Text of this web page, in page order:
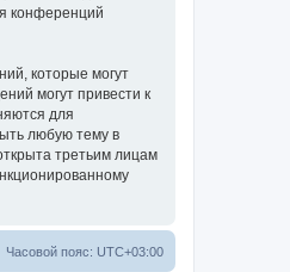
конференций
которые могут
могут привести к
для
любую тему в
третьим лицам
Часовой пояс: UTC+03:00